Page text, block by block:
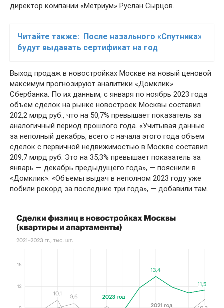
директор компании «Метриум» Руслан Сырцов.
Читайте также: После назального «Спутника»
будут выдавать сертификат на год
Выход продаж в новостройках Москве на новый ценовой
максимум прогнозируют аналитики «Домклик»
Сбербанка. По их данным, с января по ноябрь 2023 года
объем сделок на рынке новостроек Москвы составил
202,2 млрд руб., что на 50,7% превышает показатель за
аналогичный период прошлого года. «Учитывая данные
за неполный декабрь, всего с начала этого года объем
сделок с первичной недвижимостью в Москве составил
209,7 млрд руб. Это на 35,3% превышает показатель за
январь — декабрь предыдущего года», — пояснили в
«Домклик». «Объемы выдач в неполном 2023 году уже
побили рекорд за последние три года», — добавили там.